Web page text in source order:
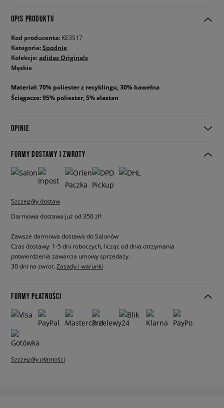
OPIS PRODUKTU
Kod producenta: KE3517
Kategoria:Spodnie
Kolekcje:adidas Originals
Męskie
Materiał: 70% poliester z recyklingu, 30% bawełna
Ściągacze: 95% poliester, 5% elastan
OPINIE
FORMY DOSTAWY I ZWROTY
Szczegóły dostaw
Darmowa dostawa już od 350 zł!
Zawsze darmowa dostawa do Salonów
Czas dostawy: 1-5 dni roboczych, licząc od dnia otrzymania
potwierdzenia zawarcia umowy sprzedaży.
30 dni na zwrot. Zasady i warunki
FORMY PŁATNOŚCI
Szczegóły płatności